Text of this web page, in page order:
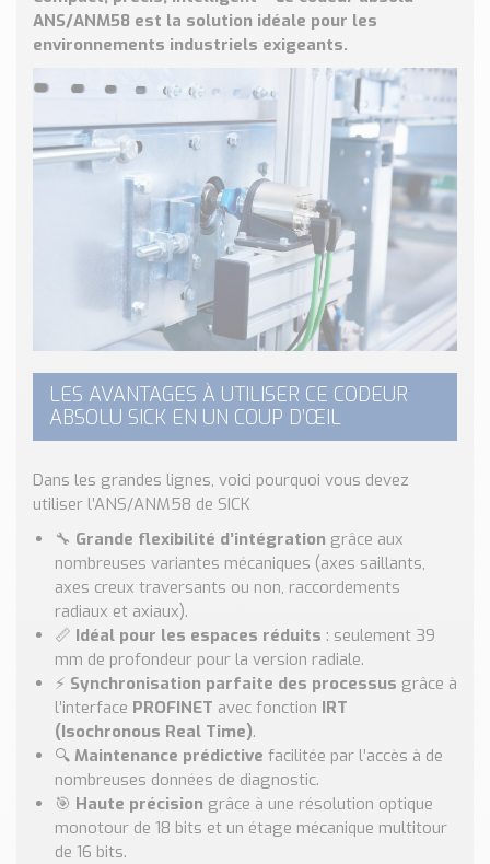
Nos Réalisations
Conseils et Actualités
Catalogue des essentiels pour les brasseries et micro-
brasseries
Contact & Devis
Devis, Tarifs, Renseignements techniques
ANS/ANM58 est la solution idéale pour les
environnements industriels exigeants.
LES AVANTAGES À UTILISER CE CODEUR
ABSOLU SICK EN UN COUP D’ŒIL
Dans les grandes lignes, voici pourquoi vous devez
utiliser l’ANS/ANM58 de SICK
🔧 Grande flexibilité d’intégration grâce aux
nombreuses variantes mécaniques (axes saillants,
axes creux traversants ou non, raccordements
radiaux et axiaux).
📏 Idéal pour les espaces réduits : seulement 39
mm de profondeur pour la version radiale.
⚡ Synchronisation parfaite des processus grâce à
l’interface PROFINET avec fonction IRT
(Isochronous Real Time).
🔍 Maintenance prédictive facilitée par l’accès à de
nombreuses données de diagnostic.
🎯 Haute précision grâce à une résolution optique
monotour de 18 bits et un étage mécanique multitour
de 16 bits.